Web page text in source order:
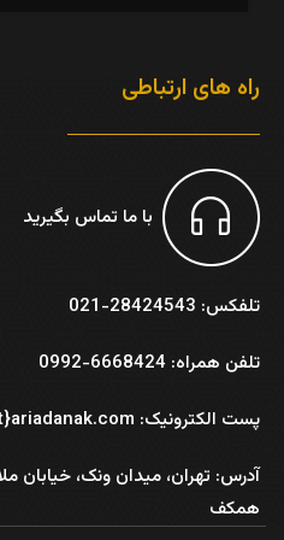
راه های ارتباطی
با ما تماس بگیرید
تلفکس: 28424543-021
تلفن همراه: 6668424-0992
پست الکترونیک: info{at}ariadanak.com
آدرس:
همکف